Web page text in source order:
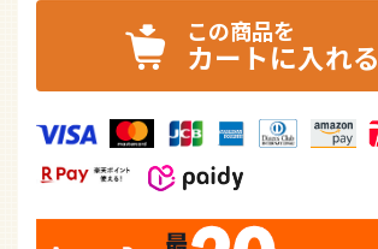
カートに入れる